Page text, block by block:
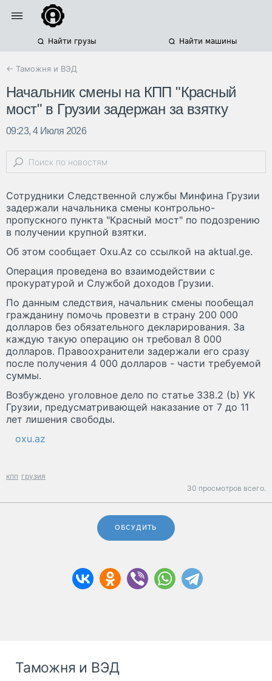
Найти грузы Найти машины
← Таможня и ВЭД
Начальник смены на КПП "Красный
мост" в Грузии задержан за взятку
09:23, 4 Июля 2026
Сотрудники Следственной службы Минфина Грузии
задержали начальника смены контрольно-
пропускного пункта "Красный мост" по подозрению
в получении крупной взятки.
Об этом сообщает Oxu.Az со ссылкой на aktual.ge.
Операция проведена во взаимодействии с
прокуратурой и Службой доходов Грузии.
По данным следствия, начальник смены пообещал
гражданину помочь провезти в страну 200 000
долларов без обязательного декларирования. За
каждую такую операцию он требовал 8 000
долларов. Правоохранители задержали его сразу
после получения 4 000 долларов - части требуемой
суммы.
Возбуждено уголовное дело по статье 338.2 (b) УК
Грузии, предусматривающей наказание от 7 до 11
лет лишения свободы.
oxu.az
кпп грузия
30 просмотров всего.
ОБСУДИТЬ
Таможня и ВЭД